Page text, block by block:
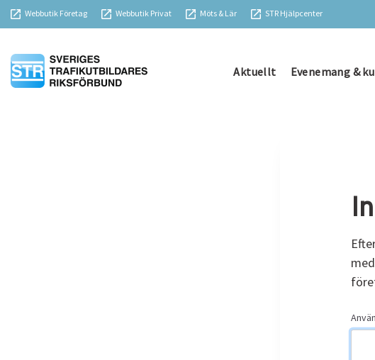
Webbutik Företag Webbutik Privat Möts & Lär STR Hjälpcenter
Aktuellt Evenemang &